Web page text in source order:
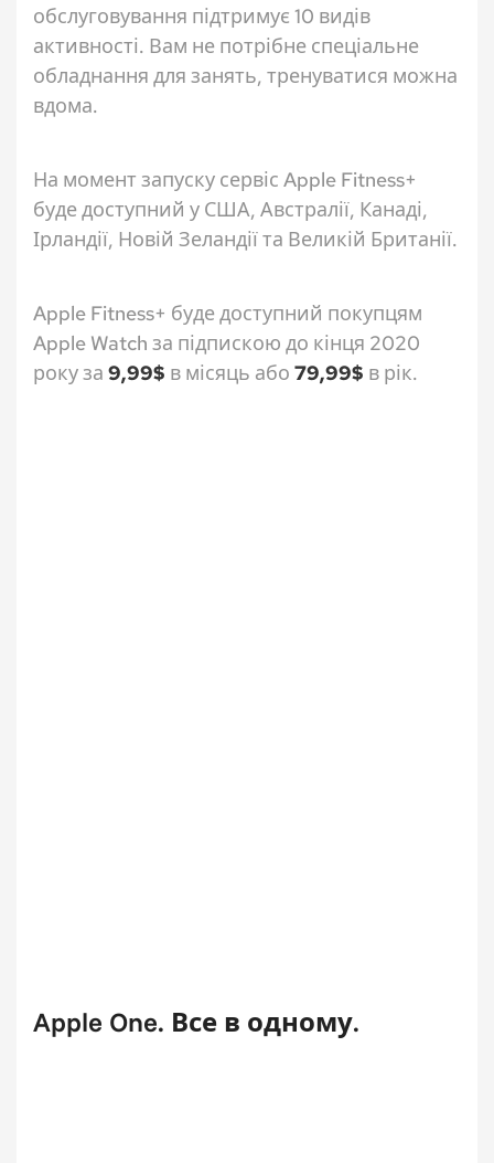
обслуговування підтримує 10 видів
активності. Вам не потрібне спеціальне
обладнання для занять, тренуватися можна
вдома.
На момент запуску сервіс Apple Fitness+
буде доступний у США, Австралії, Канаді,
Ірландії, Новій Зеландії та Великій Британії.
Apple Fitness+ буде доступний покупцям
Apple Watch за підпискою до кінця 2020
року за 9,99$ в місяць або 79,99$ в рік.
Apple One. Все в одному.